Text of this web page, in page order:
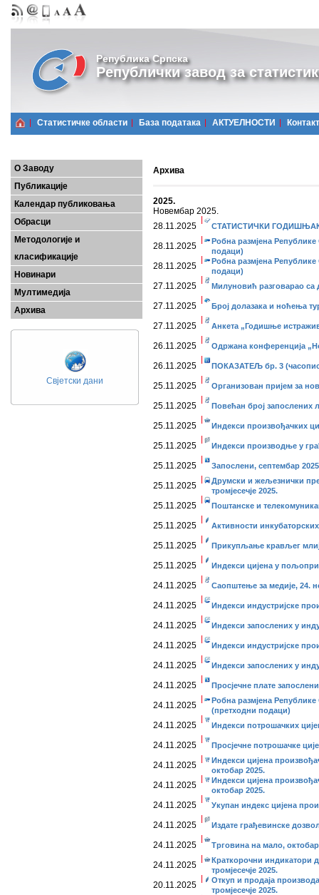
Република Српска
Републички завод за
Статистичке области Базa података АКТУЕЛНОСТИ Контакт
О Заводу
Публикације
Календар публиковања
Обрасци
Методологије и
класификације
Новинари
Мултимедија
Архива
Свјетски дани
Архива
2025.
Новембар 2025.
28.11.2025
СТАТИСТИЧКИ ГОДИШЊАК,
28.11.2025
Робна размјена
подаци)
28.11.2025
Робна размјена
подаци)
27.11.2025 Милуновић разговарао са
27.11.2025 Број долазака и ноћења
27.11.2025 Анкета „Годишње
26.11.2025 Одржана конференција
26.11.2025 ПОКАЗАТЕЉ бр. 3
25.11.2025 Организован пријем за
25.11.2025 Повећан број запослених
25.11.2025 Индекси произвођачких
25.11.2025 Индекси производње у
25.11.2025 Запослени, септембар
25.11.2025
Друмски и жељезнички
тромјесечје 2025.
25.11.2025 Поштанске и
25.11.2025 Активности
25.11.2025 Прикупљање крављег
25.11.2025 Индекси цијена у
24.11.2025 Саопштење за медије, 24.
24.11.2025 Индекси индустријске
24.11.2025 Индекси запослених у
24.11.2025 Индекси индустријске
24.11.2025 Индекси запослених у
24.11.2025 Просјечне плате
24.11.2025
Робна размјена
(претходни подаци)
24.11.2025 Индекси потрошачких
24.11.2025 Просјечне потрошачке
24.11.2025
Индекси цијена
октобар 2025.
24.11.2025
Индекси цијена
октобар 2025.
24.11.2025 Укупан индекс цијена
24.11.2025 Издате грађевинске
24.11.2025 Трговина на мало, октобар
24.11.2025
Краткорочни индикатори
тромјесечје 2025.
20.11.2025
Откуп и продаја
тромјесечје 2025.